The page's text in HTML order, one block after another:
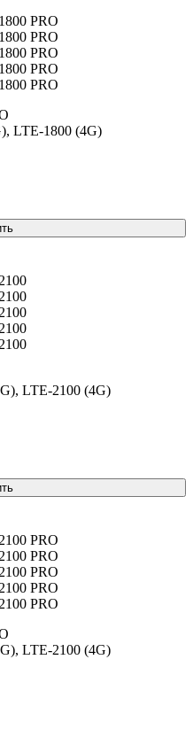
LTE-1800 (4G)
LTE-2100 (4G)
LTE-2100 (4G)